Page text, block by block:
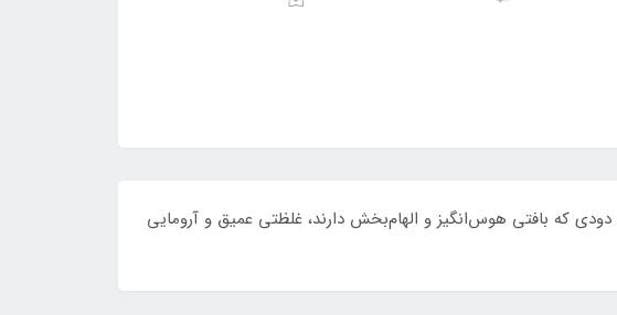
که بافتی هوس‌انگیز و الهام‌بخش دارند، غلظتی عمیق و آرومایی